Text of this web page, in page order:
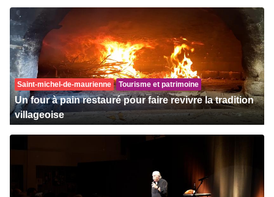
Saint-michel-de-maurienne Tourisme et patrimoine
Un four à pain restauré pour faire revivre la tradition
villageoise